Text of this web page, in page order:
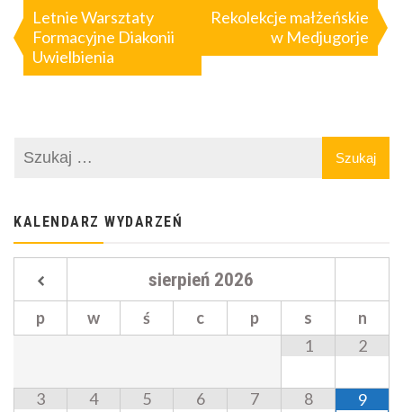
wpisu
Letnie Warsztaty
Formacyjne Diakonii
Uwielbienia
Rekolekcje małżeńskie
w Medjugorje
KALENDARZ WYDARZEŃ
sierpień 2026
p w ś c p s
n
1
2
3 4 5 6 7 8 9